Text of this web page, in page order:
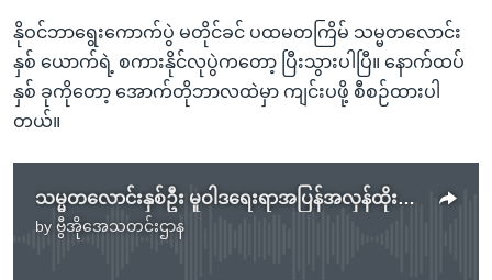
နိုဝင်ဘာရွေးကောက်ပွဲ မတိုင်ခင် ပထမတကြိမ် သမ္မတလောင်း
နှစ် ယောက်ရဲ့ စကားနိုင်လုပွဲကတော့ ပြီးသွားပါပြီ။ နောက်ထပ်
နှစ် ခုကိုတော့ အောက်တိုဘာလထဲမှာ ကျင်းပဖို့ စီစဉ်ထားပါ
တယ်။
သမ္မတလောင်းနှစ်ဦး မူဝါဒရေးရာအပြန်အလှန်ထိုးနှက်
by ဗွီအိုအေသတင်းဌာန
No media source currently available